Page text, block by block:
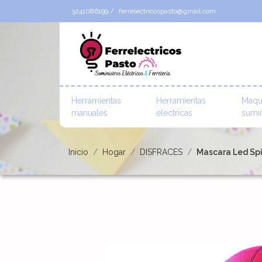
3241086199 / ferrelectricospasto@gmail.com
Herramientas
manuales
Herramientas
electricas
Inicio Hogar DISFRACES Mascara Led